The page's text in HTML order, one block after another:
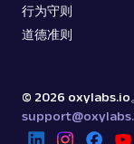
行为守则
道德准则
© 2026 oxylabs.io